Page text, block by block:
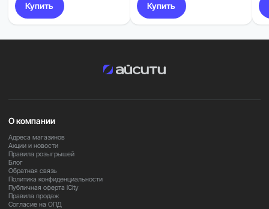
Купить Купить
О компании
Адреса магазинов
Акции и новости
Правила розыгрышей
Блог
Обратная связь
Политика конфиденциальности
Публичная оферта iCity
Правила продаж
Согласие на ОПД